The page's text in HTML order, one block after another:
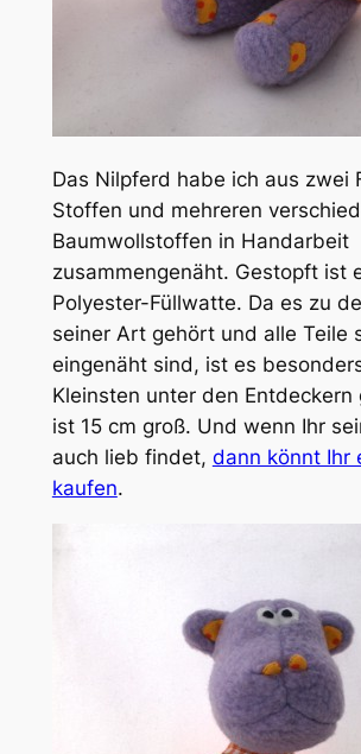
Das Nilpferd habe ich aus zwei
Stoffen und mehreren
Baumwollstoffen in Handarbeit
zusammengenäht. Gestopft ist
Polyester-Füllwatte. Da es zu
seiner Art gehört und alle Teile
eingenäht sind, ist es
Kleinsten unter den Entdeckern
ist 15 cm groß. Und wenn Ihr
auch lieb findet, dann könnt Ihr
kaufen.